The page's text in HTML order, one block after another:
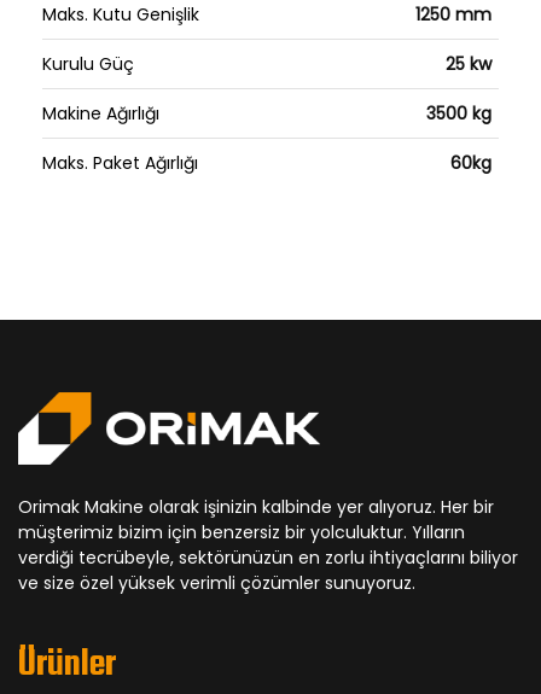
Maks. Kutu Genişlik 1250 mm
Kurulu Güç 25 kw
Makine Ağırlığı 3500 kg
Maks. Paket Ağırlığı 60kg
Orimak Makine olarak işinizin kalbinde yer alıyoruz. Her bir
müşterimiz bizim için benzersiz bir yolculuktur. Yılların
verdiği tecrübeyle, sektörünüzün en zorlu ihtiyaçlarını biliyor
ve size özel yüksek verimli çözümler sunuyoruz.
Ürünler